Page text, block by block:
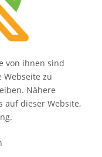
von ihnen sind
zu
Nähere
auf dieser Website,